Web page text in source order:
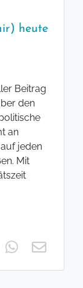
heute
Beitrag
den
an
jeden
Mit